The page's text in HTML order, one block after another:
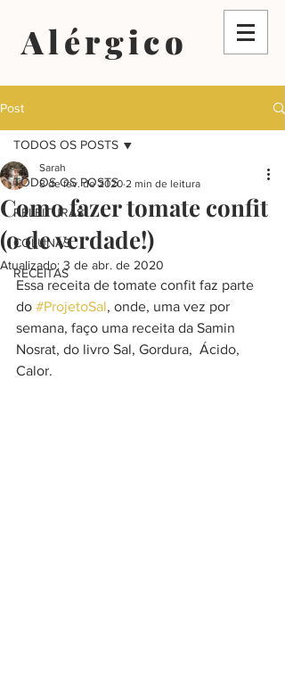
Alérgico
Post
TODOS OS POSTS
RELEITURAS
COLUNAS
RECEITAS
TODOS OS POSTS
Como fazer tomate confit
(o de verdade!)
Sarah
8 de fev. de 2020 2 min de leitura
Atualizado: 3 de abr. de 2020
Essa receita de tomate confit faz parte
do #ProjetoSal, onde, uma vez por
semana, faço uma receita da Samin
Nosrat, do livro Sal, Gordura,  Ácido,
Calor.